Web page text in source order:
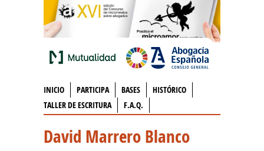
INICIO PARTICIPA BASES
HISTÓRICO
TALLER DE ESCRITURA
F.A.Q.
David Marrero Blanco